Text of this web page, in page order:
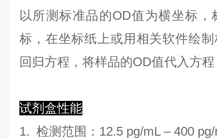
以所测标准品的OD值为横坐标，
标，在坐标纸上或用相关软件绘制
回归方程 ， 将样品的OD值代入方
试剂盒性能
1. 检测范围 ： 12.5 pg/mL –400 pg/